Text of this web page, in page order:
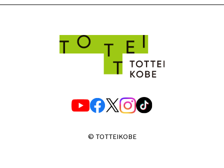
© TOTTEIKOBE